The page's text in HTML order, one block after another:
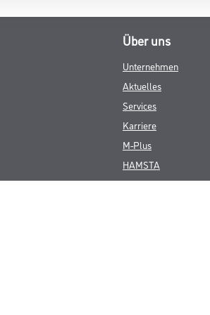
Über uns
Unternehmen
Aktuelles
Services
Karriere
M-Plus
HAMSTA
FAQ